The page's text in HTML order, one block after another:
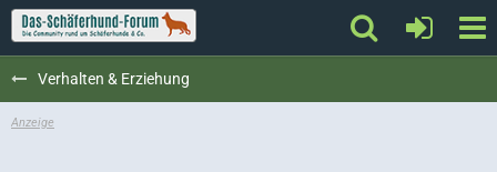
Verhalten & Erziehung